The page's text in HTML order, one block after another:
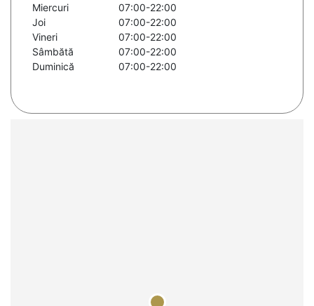
Miercuri
07:00-22:00
Joi
07:00-22:00
Vineri
07:00-22:00
Sâmbătă
07:00-22:00
Duminică
07:00-22:00